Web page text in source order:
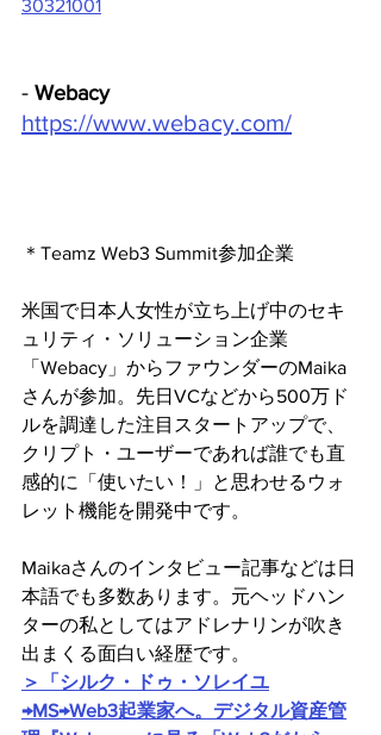
30321001
- Webacy
https://www.webacy.com/
＊Teamz Web3 Summit参加企業
米国で日本人女性が立ち上げ中のセキ
ュリティ・ソリューション企業
「Webacy」からファウンダーのMaika
さんが参加。先日VCなどから500万ド
ルを調達した注目スタートアップで、
クリプト・ユーザーであれば誰でも直
感的に「使いたい！」と思わせるウォ
レット機能を開発中です。
Maikaさんのインタビュー記事などは日
本語でも多数あります。元ヘッドハン
ターの私としてはアドレナリンが吹き
出まくる面白い経歴です。
＞「シルク・ドゥ・ソレイユ
→MS→Web3起業家へ。デジタル資産管